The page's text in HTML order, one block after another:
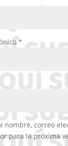
*
nombre, correo
para la próxima